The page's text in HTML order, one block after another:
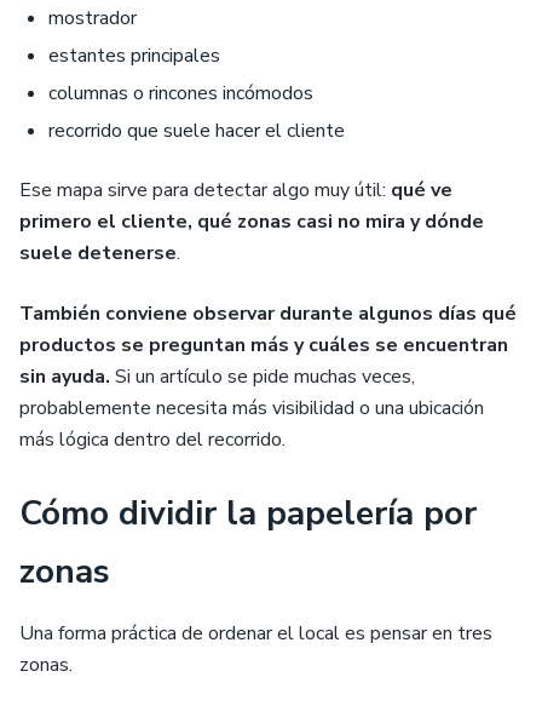
mostrador
estantes principales
columnas o rincones incómodos
recorrido que suele hacer el cliente
Ese mapa sirve para detectar algo muy útil: qué ve
primero el cliente, qué zonas casi no mira y dónde
suele detenerse.
También conviene observar durante algunos días qué
productos se preguntan más y cuáles se encuentran
sin ayuda. Si un artículo se pide muchas veces,
probablemente necesita más visibilidad o una ubicación
más lógica dentro del recorrido.
Cómo dividir la papelería por
zonas
Una forma práctica de ordenar el local es pensar en tres
zonas.